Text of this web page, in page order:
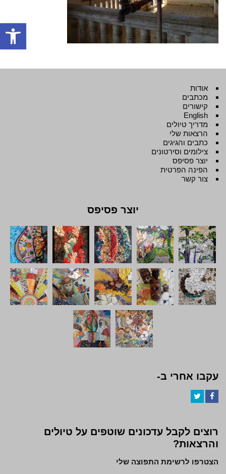
פתח
אודות
מכתבים
קישורים
English
מדריך טיולים
הרצאות שלי
כתבים והגיגים
צילומים וסירטונים
יוצר פסיפס
הפינה הפרטית
צור קשר
יוצר פסיפס
עקבו אחרי ב-
רוצים לקבל עדכונים שוטפים על טיולים
והרצאות?
הצטרפו לרשימת התפוצה שלי